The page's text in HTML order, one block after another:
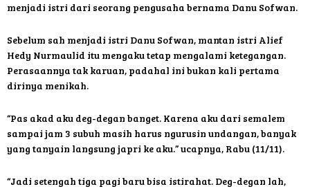
menjadi istri dari seorang pengusaha bernama Danu Sofwan.
Sebelum sah menjadi istri Danu Sofwan, mantan istri Alief
Hedy Nurmaulid itu mengaku tetap mengalami ketegangan.
Perasaannya tak karuan, padahal ini bukan kali pertama
dirinya menikah.
“Pas akad aku deg-degan banget. Karena aku dari semalem
sampai jam 3 subuh masih harus ngurusin undangan, banyak
yang tanyain langsung japri ke aku.” ucapnya, Rabu (11/11).
“Jadi setengah tiga pagi baru bisa istirahat. Deg-degan lah,